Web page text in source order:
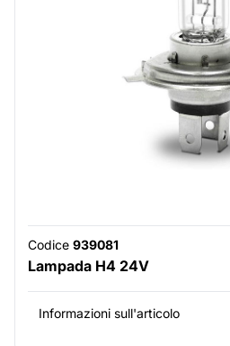
Codice 939081
Lampada H4 24V
Informazioni sull'articolo